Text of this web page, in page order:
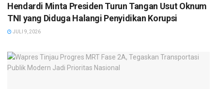
Hendardi Minta Presiden Turun Tangan Usut Oknum
TNI yang Diduga Halangi Penyidikan Korupsi
JULI 9, 2026